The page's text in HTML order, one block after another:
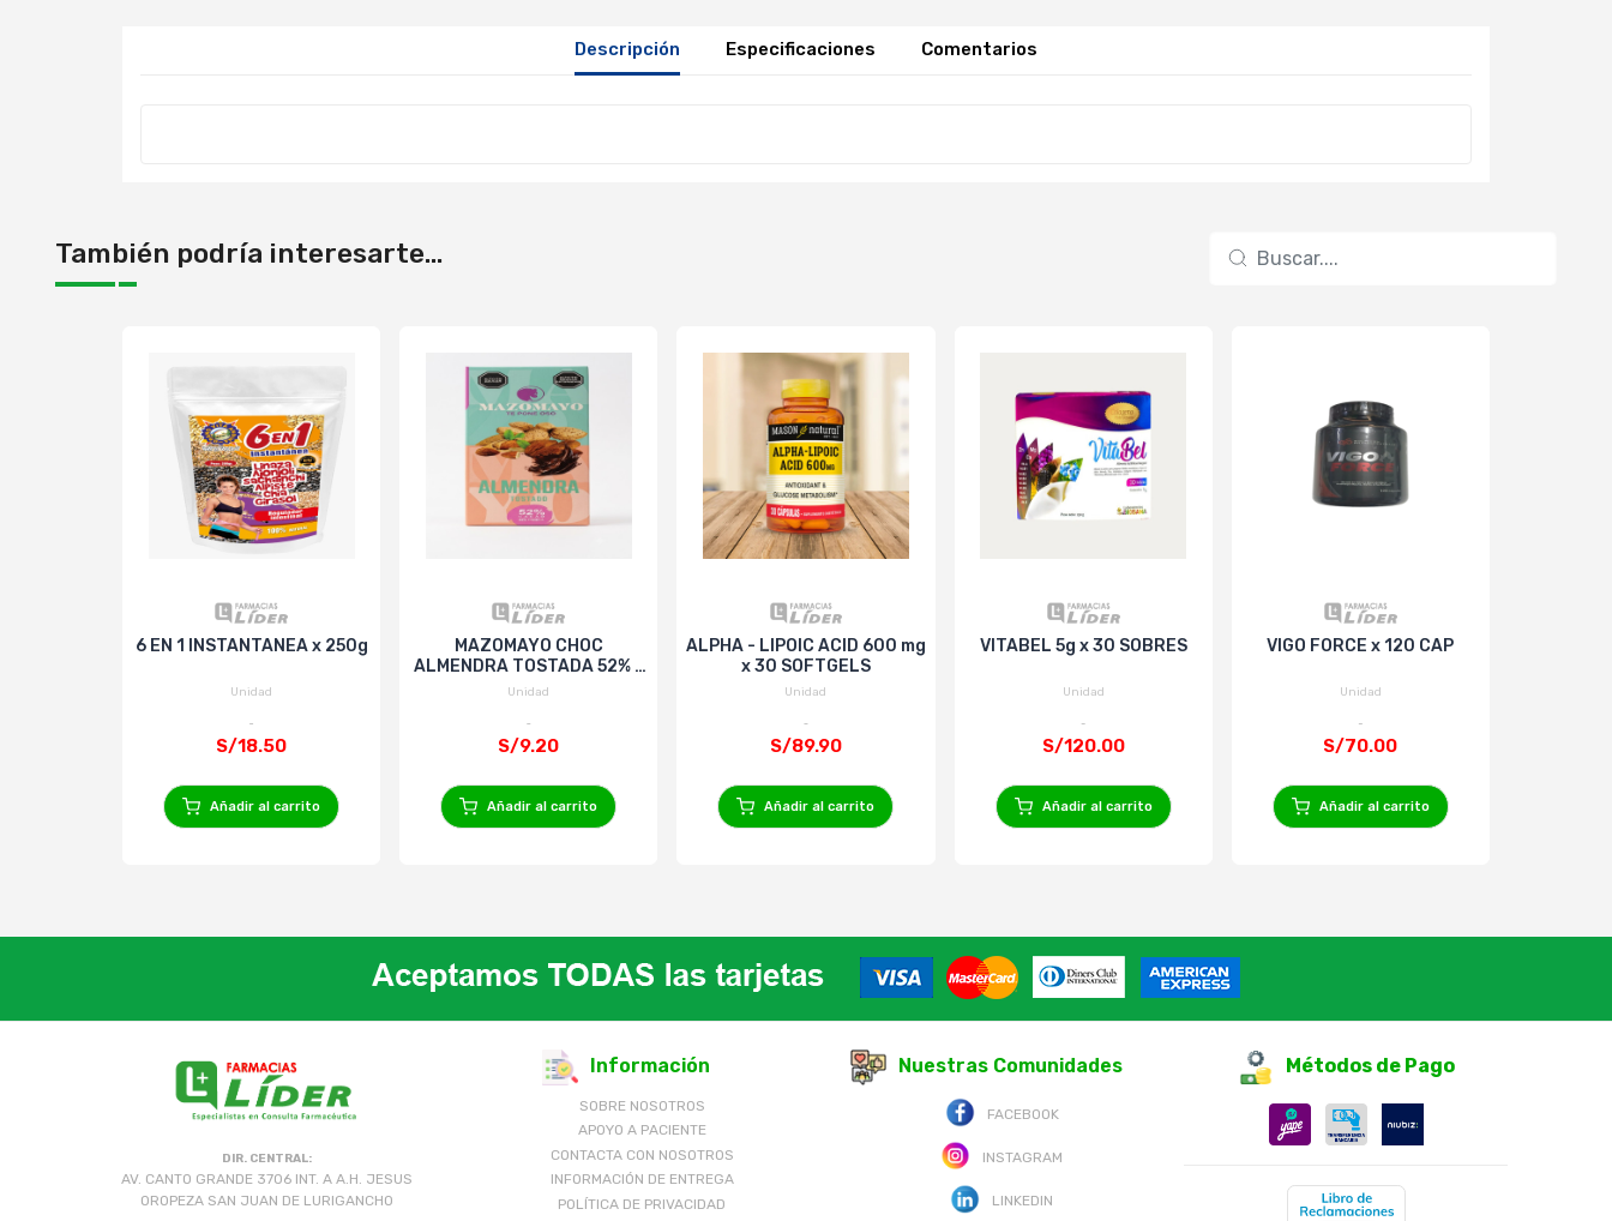
Descripción Especificaciones Comentarios
También podría interesarte...
6 EN 1 INSTANTANEA x 250g
Unidad
S/18.50
Añadir al carrito
MAZOMAYO CHOC
ALMENDRA TOSTADA 52% x
40g
Unidad
S/9.20
Añadir al carrito
ALPHA - LIPOIC ACID 600 mg
x 30 SOFTGELS
Unidad
S/89.90
Añadir al carrito
VITABEL 5g x 30 SOBRES
Unidad
S/120.00
Añadir al carrito
VIGO FORCE x 120 CAP
Unidad
S/70.00
Añadir al carrito
DIR. CENTRAL:
AV. CANTO GRANDE 3706 INT. A A.H. JESUS
OROPEZA SAN JUAN DE LURIGANCHO
Información
SOBRE NOSOTROS
APOYO A PACIENTE
CONTACTA CON NOSOTROS
INFORMACIÓN DE ENTREGA
POLÍTICA DE PRIVACIDAD
Nuestras Comunidades
FACEBOOK
INSTAGRAM
LINKEDIN
Métodos de Pago